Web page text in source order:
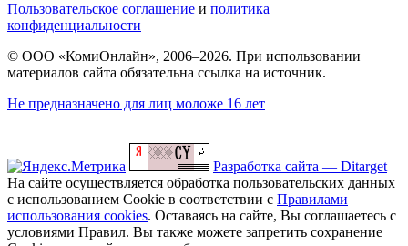
Пользовательское соглашение и политика
конфиденциальности
© ООО «КомиОнлайн», 2006–2026. При использовании
материалов сайта обязательна ссылка на источник.
Не предназначено для лиц моложе 16 лет
Разработка сайта — Ditarget
На сайте осуществляется обработка пользовательских данных
с использованием Cookie в соответствии с Правилами
использования cookies. Оставаясь на сайте, Вы соглашаетесь с
условиями Правил. Вы также можете запретить сохранение